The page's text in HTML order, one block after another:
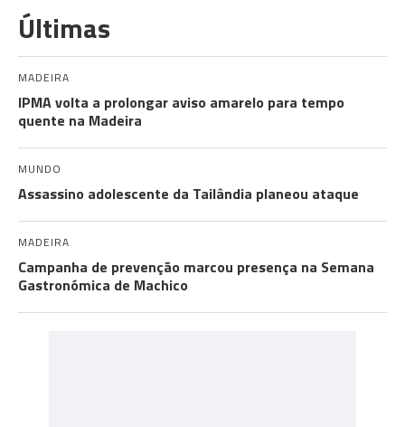
Últimas
MADEIRA
IPMA volta a prolongar aviso amarelo para tempo
quente na Madeira
MUNDO
Assassino adolescente da Tailândia planeou ataque
MADEIRA
Campanha de prevenção marcou presença na Semana
Gastronómica de Machico